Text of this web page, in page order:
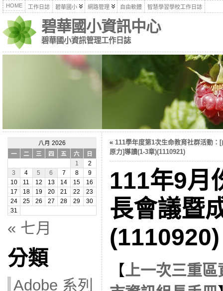
HOME 工作日誌 碧華國小 網路管理 自由軟體 智慧學習學校工作日誌
碧華國小資訊中心
碧華國小資訊管理工作日誌
八月 2026
一
二 三 四 五 六
日
1
2
3
4 5 6 7 8
9
10
11 12 13 14 15
16
17
18 19 20 21 22
23
24
25 26 27 28 29
30
31
« 七月
分類
Adobe 系列
« 111學年度第1次生命教育社群活動：[
原力]導讀(1-3章)(1110921)
111年9月
長會議暨
(1110920)
【上一次三重